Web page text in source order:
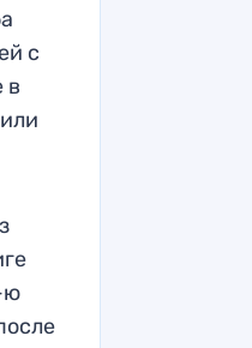
с
в
ю